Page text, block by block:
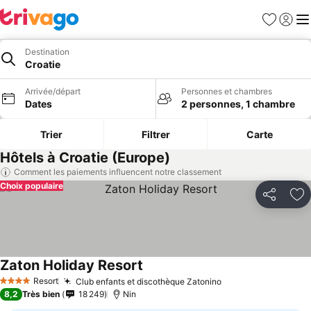
Favoris
Se
Destination
Croatie
Arrivée/départ
Dates
Personnes et chambres
2 personnes, 1 chambre
Trier Filtrer Carte
Hôtels à Croatie (Europe)
Comment les paiements influencent notre classement
Partager
Choix populaire
4 Étoiles Resort Club enfants et discothèque Zatonino
Zaton Holiday Resort
8,2 Très bien 18 249 Nin